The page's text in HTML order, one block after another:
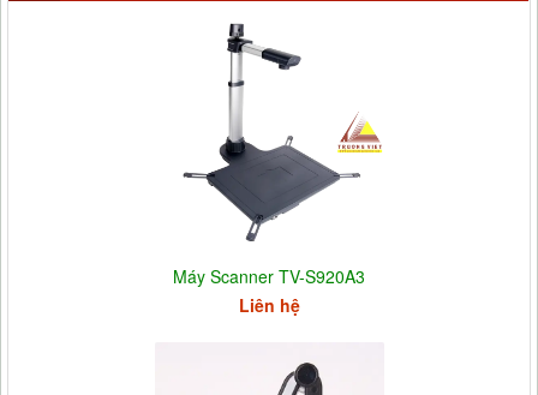
Máy Scanner TV-S920A3
Liên hệ